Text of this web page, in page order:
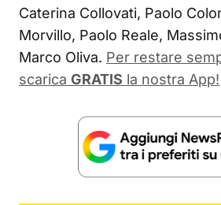
Caterina Collovati, Paolo
Morvillo, Paolo Reale,
Marco Oliva. Per restare
scarica GRATIS la nostra App!